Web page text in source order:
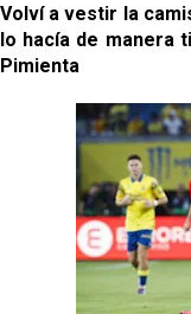
Endrick y Marc
destacadas del día
El Sevilla Juvenil
su debut en la
La cita ante el
El dato que
grandes ligas
Volví a vestir la
lo hacía de manera
Pimienta